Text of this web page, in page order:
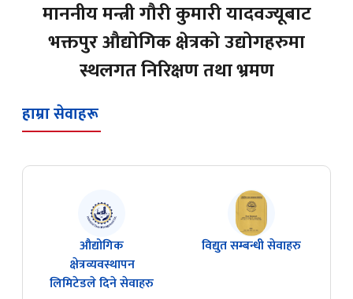
उद्योग वाणिज्य तथा आपूर्ति मन्त्रालयका
माननीय मन्त्री गौरी कुमारी यादवज्यूबाट
भक्तपुर औद्योगिक क्षेत्रको उद्योगहरुमा
स्थलगत निरिक्षण तथा भ्रमण
हाम्रा सेवाहरू